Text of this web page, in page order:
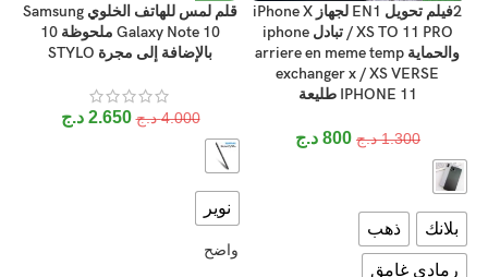
2فيلم تحويل EN1 لجهاز iPhone X
/ XS TO 11 PRO تبادل iphone
والحماية arriere en meme temp
exchanger x / XS VERSE
IPHONE 11 طليعة
1.300 د.ج 800 د.ج
بلانك ذهب
رمادي غامق
قلم لمس للهاتف الخلوي Samsung
Galaxy Note 10 ملحوظة 10
بالإضافة إلى مجرة ​​STYLO
4.000 د.ج 2.650 د.ج
نوير
واضح